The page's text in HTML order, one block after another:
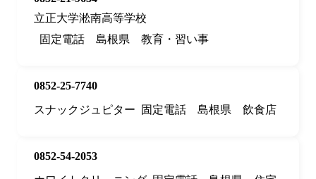
立正大学淞南高等学校
固定電話
島根県 教育・習い事
0852-25-7740
スナックジュピター
固定電話 島根県 飲食店
0852-54-2053